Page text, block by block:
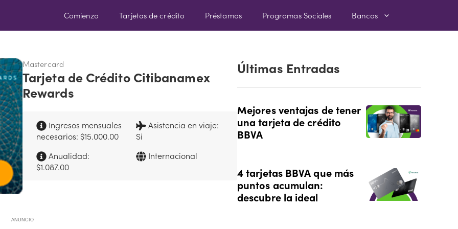
Comienzo Tarjetas de crédito Préstamos Programas Sociales Bancos
Mastercard
Tarjeta de Crédito Citibanamex
Rewards
Ingresos mensuales
necesarios: $15.000.00
Asistencia en viaje:
Si
Anualidad:
$1.087.00
Internacional
ANUNCIO
Últimas Entradas
Mejores ventajas de tener
una tarjeta de crédito
BBVA
4 tarjetas BBVA que más
puntos acumulan:
descubre la ideal